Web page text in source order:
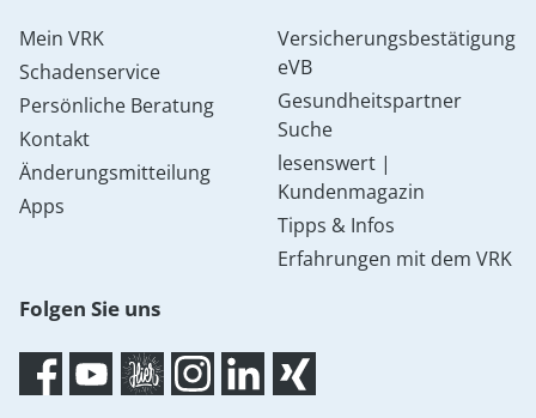
Mein VRK
Schadenservice
Persönliche Beratung
Kontakt
Änderungsmitteilung
Apps
Versicherungsbestätigung
eVB
Gesundheitspartner
Suche
lesenswert |
Kundenmagazin
Tipps & Infos
Erfahrungen mit dem VRK
Folgen Sie uns